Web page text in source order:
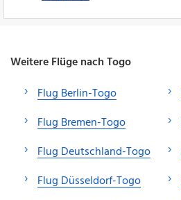
Weitere Flüge nach Togo
Flug Berlin-Togo
Flug Bremen-Togo
Flug Deutschland-Togo
Flug Düsseldorf-Togo